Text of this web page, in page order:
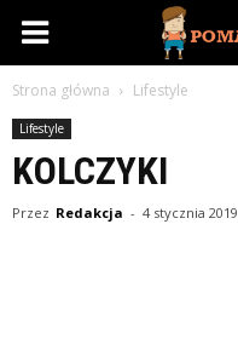
Pomaranczowe.pl
Strona główna Lifestyle
Lifestyle
KOLCZYKI
Przez Redakcja - 4 stycznia 2019